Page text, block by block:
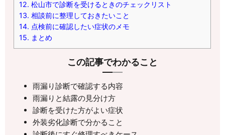
12. 松山市で診断を受けるときのチェックリスト
13. 相談前に整理しておきたいこと
14. 点検前に確認したい症状のメモ
15. まとめ
この記事でわかること
雨漏り診断で確認する内容
雨漏りと結露の見分け方
診断を受けた方がよい症状
外装劣化診断で分かること